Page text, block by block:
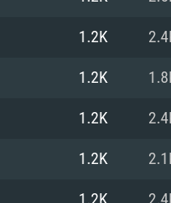
1.2K
1.2K
1.2K
1.2K
1.2K